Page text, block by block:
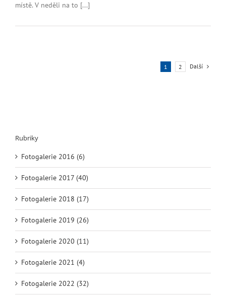
místě. V neděli na to [...]
1 2 Další
Rubriky
Fotogalerie 2016 (6)
Fotogalerie 2017 (40)
Fotogalerie 2018 (17)
Fotogalerie 2019 (26)
Fotogalerie 2020 (11)
Fotogalerie 2021 (4)
Fotogalerie 2022 (32)